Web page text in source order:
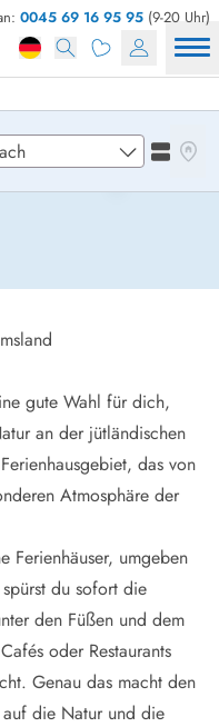
0045 69 16 95 95 (9-20 Uhr)
Sønderbyvej
gute Wahl für dich,
an der jütländischen
das von
Atmosphäre der
Ferienhäuser, umgeben
du sofort die
den Füßen und dem
oder Restaurants
Genau das macht den
die Natur und die